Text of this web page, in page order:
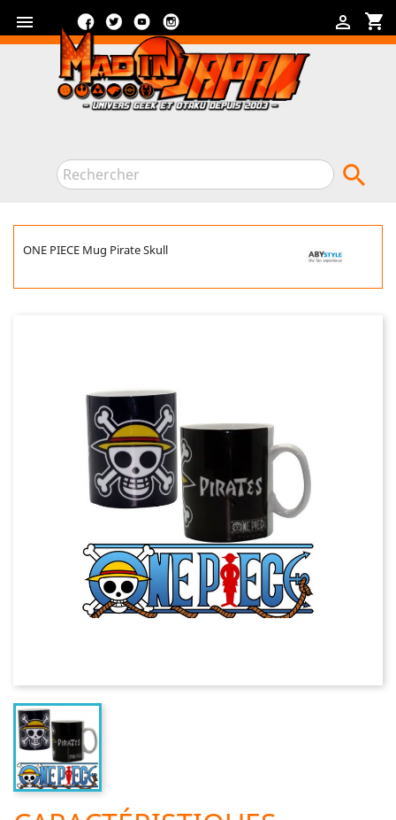
 shopping_cart

FacebookTwitterYouTube

ONE PIECE Mug Pirate Skull